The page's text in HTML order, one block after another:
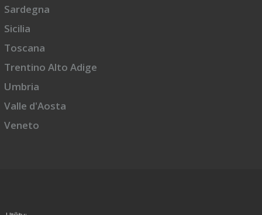
Sardegna
Sicilia
Toscana
Trentino Alto Adige
Umbria
Valle d'Aosta
Veneto